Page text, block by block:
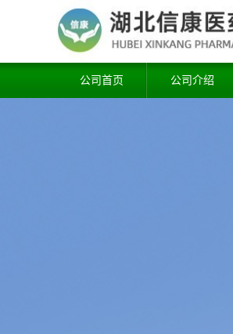
公司首页 公司介绍